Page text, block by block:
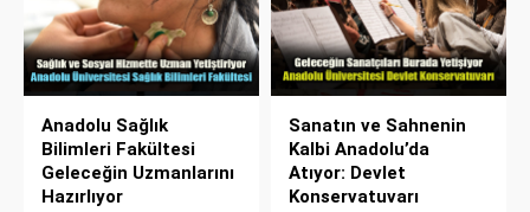
Anadolu Sağlık
Bilimleri Fakültesi
Geleceğin Uzmanlarını
Hazırlıyor
Sanatın ve Sahnenin
Kalbi Anadolu’da
Atıyor: Devlet
Konservatuvarı